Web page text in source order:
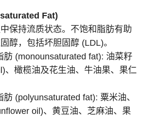
Fat)
保持流质状态。不饱和脂肪有助
醇，包括坏胆固醇 (LDL)。
肪 (monounsaturated fat): 油菜籽
、橄榄油及花生油、牛油果、果仁
肪 (polyunsaturated fat): 粟米油、
oil)、黄豆油、芝麻油、果